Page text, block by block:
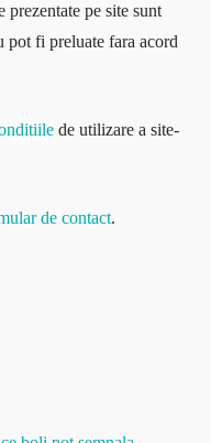
pe site sunt
pot fi preluate fara acord
de utilizare a site-
de contact.